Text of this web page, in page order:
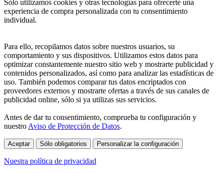
Sólo utilizamos cookies y otras tecnologías para ofrecerte una
experiencia de compra personalizada con tu consentimiento
individual.
Para ello, recopilamos datos sobre nuestros usuarios, su
comportamiento y sus dispositivos. Utilizamos estos datos para
optimizar constantemente nuestro sitio web y mostrarte publicidad y
contenidos personalizados, así como para analizar las estadísticas de
uso. También podemos comparar tus datos encriptados con
proveedores externos y mostrarte ofertas a través de sus canales de
publicidad online, sólo si ya utilizas sus servicios.
Antes de dar tu consentimiento, comprueba tu configuración y
nuestro Aviso de Protección de Datos.
Aceptar Sólo obligatorios Personalizar la configuración
Nuestra política de privacidad